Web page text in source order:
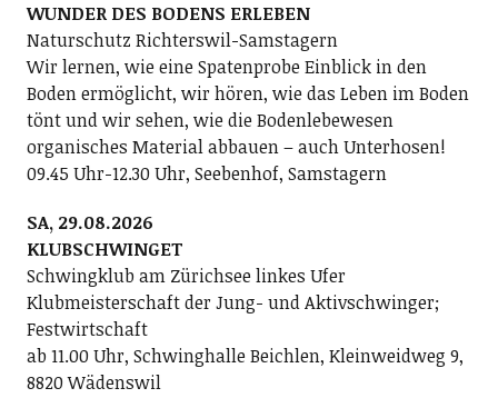
WUNDER DES BODENS ERLEBEN
Naturschutz Richterswil-Samstagern
Wir lernen, wie eine Spatenprobe Einblick in den
Boden ermöglicht, wir hören, wie das Leben im Boden
tönt und wir sehen, wie die Bodenlebewesen
organisches Material abbauen – auch Unterhosen!
09.45 Uhr-12.30 Uhr, Seebenhof, Samstagern
SA, 29.08.2026
KLUBSCHWINGET
Schwingklub am Zürichsee linkes Ufer
Klubmeisterschaft der Jung- und Aktivschwinger;
Festwirtschaft
ab 11.00 Uhr, Schwinghalle Beichlen, Kleinweidweg 9,
8820 Wädenswil